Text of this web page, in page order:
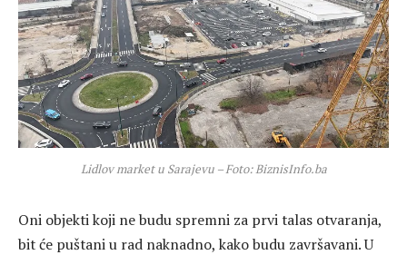
Lidlov market u Sarajevu – Foto: BiznisInfo.ba
Oni objekti koji ne budu spremni za prvi talas otvaranja,
bit će puštani u rad naknadno, kako budu završavani. U